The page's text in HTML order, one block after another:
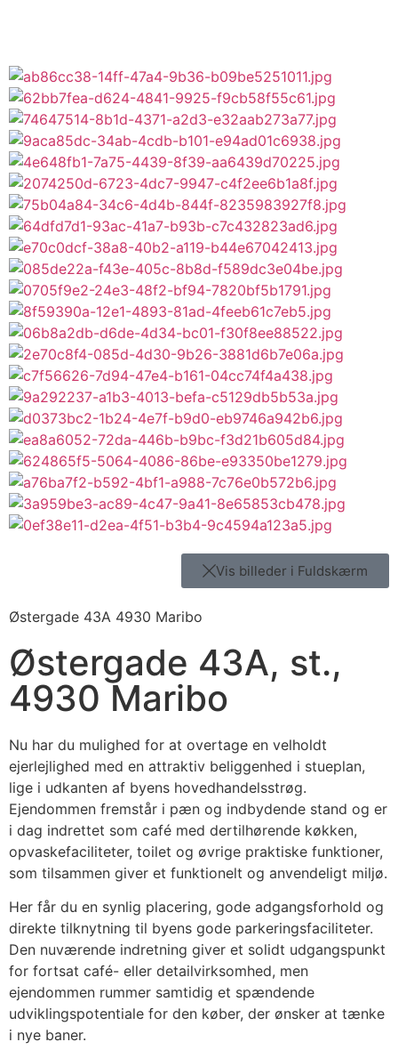
Østergade 43A 4930 Maribo
Vis billeder i Fuldskærm
Østergade 43A, st.,
4930 Maribo
Nu har du mulighed for at overtage en velholdt
ejerlejlighed med en attraktiv beliggenhed i stueplan,
lige i udkanten af byens hovedhandelsstrøg.
Ejendommen fremstår i pæn og indbydende stand og er
i dag indrettet som café med dertilhørende køkken,
opvaskefaciliteter, toilet og øvrige praktiske funktioner,
som tilsammen giver et funktionelt og anvendeligt miljø.
Her får du en synlig placering, gode adgangsforhold og
direkte tilknytning til byens gode parkeringsfaciliteter.
Den nuværende indretning giver et solidt udgangspunkt
for fortsat café- eller detailvirksomhed, men
ejendommen rummer samtidig et spændende
udviklingspotentiale for den køber, der ønsker at tænke
i nye baner.